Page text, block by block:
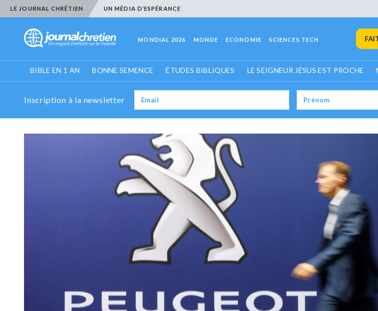
LE JOURNAL CHRÉTIEN UN MÉDIA D’ESPÉRANCE
MONDIAL 2026 MONDE ECONOMIE SCIENCES TECH
BIBLE EN 1 AN BONNE SEMENCE ÉTUDES BIBLIQUES LE SEIGNEUR JÉSUS EST PROCHE
Inscription à la newsletter